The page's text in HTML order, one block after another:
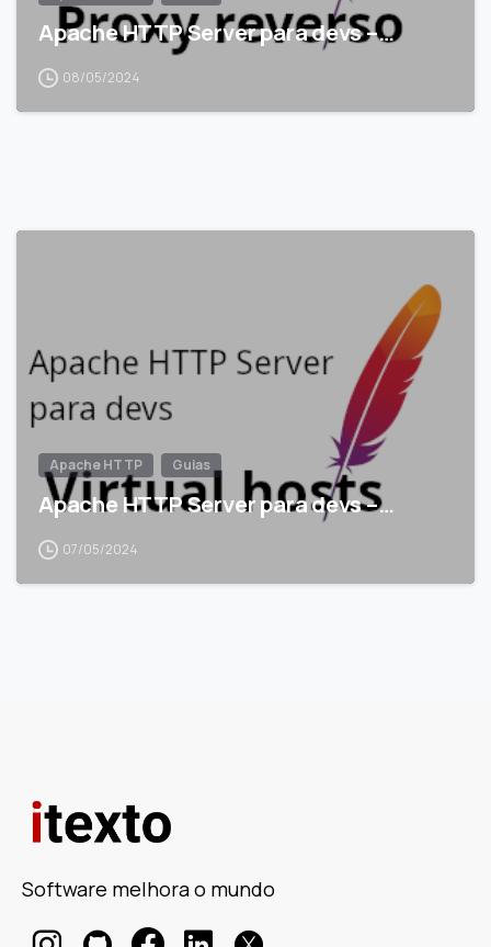
Apache HTTP Server para devs –…
08/05/2024
Apache HTTP Guias
Apache HTTP Server para devs –…
07/05/2024
Software melhora o mundo